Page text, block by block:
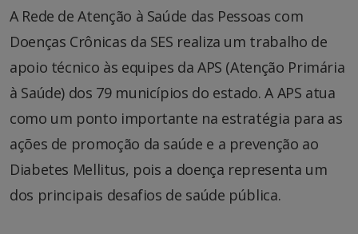
A Rede de Atenção à Saúde das Pessoas com
Doenças Crônicas da SES realiza um trabalho de
apoio técnico às equipes da APS (Atenção Primária
à Saúde) dos 79 municípios do estado. A APS atua
como um ponto importante na estratégia para as
ações de promoção da saúde e a prevenção ao
Diabetes Mellitus, pois a doença representa um
dos principais desafios de saúde pública.